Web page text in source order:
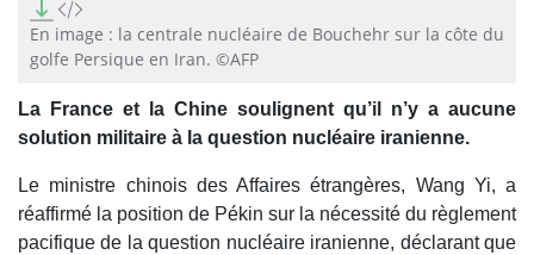
seconds
of
seconds
En image : la centrale nucléaire de Bouchehr sur la côte du
golfe Persique en Iran. ©AFP
La France et la Chine soulignent qu’il n’y a aucune
solution militaire à la question nucléaire iranienne.
Le ministre chinois des Affaires étrangères, Wang Yi, a
réaffirmé la position de Pékin sur la nécessité du règlement
pacifique de la question nucléaire iranienne, déclarant que